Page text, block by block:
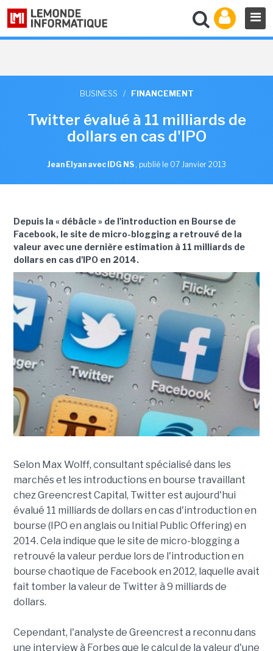
BUSINESS / FINANCEMENT
Twitter évalué à 11 milliards de
dollars en cas d'IPO
Jean Elyan avec IDG NS , publié le 07 Janvier 2013
Depuis la « débâcle » de l'introduction en Bourse de
Facebook, le site de micro-blogging a retrouvé de la
valeur avec une dernière estimation à 11 milliards de
dollars en cas d'IPO en 2014.
Selon Max Wolff, consultant spécialisé dans les
marchés et les introductions en bourse travaillant
chez Greencrest Capital, Twitter est aujourd'hui
évalué 11 milliards de dollars en cas d'introduction en
bourse (IPO en anglais ou Initial Public Offering) en
2014. Cela indique que le site de micro-blogging a
retrouvé la valeur perdue lors de l'introduction en
bourse chaotique de Facebook en 2012, laquelle avait
fait tomber la valeur de Twitter à 9 milliards de
dollars.
Cependant, l'analyste de Greencrest a reconnu dans
une interview à Forbes que le calcul de la valeur d'une